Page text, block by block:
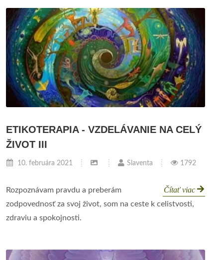
ETIKOTERAPIA - VZDELÁVANIE NA CELÝ
ŽIVOT III
10. februára 2021 Slaventa 1792
Čítať viac
Rozpoznávam pravdu a preberám
zodpovednosť za svoj život, som na ceste k celistvosti,
zdraviu a spokojnosti.